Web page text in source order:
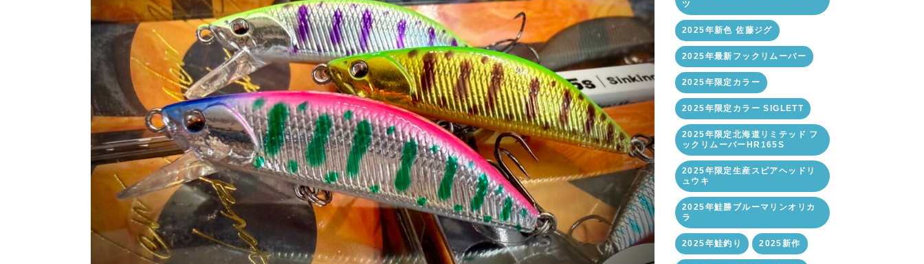
ツ
2025年新色 佐藤ジグ
2025年最新フックリムーバー
2025年限定カラー
2025年限定カラー SIGLETT
2025年限定北海道リミテッド フ
ックリムーバーHR165S
2025年限定生産スピアヘッドリ
ュウキ
2025年鮭勝ブルーマリンオリカ
ラ
2025年鮭釣り 2025新作